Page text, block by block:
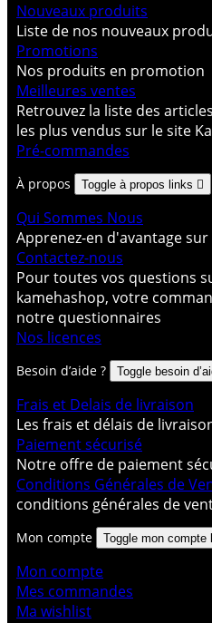
Nouveaux produits
Liste de nos nouveaux
Promotions
Nos produits en promotion
Meilleures ventes
Retrouvez la liste des
les plus vendus sur le site
Pré-commandes
À propos Toggle à propos links 
Qui Sommes Nous
Apprenez-en d'avantage
Contactez-nous
Pour toutes vos questions
kamehashop, votre
notre questionnaires
Nos licences
Besoin d’aide ? Toggle besoin
Frais et Delais de livraison
Les frais et délais de
Paiement sécurisé
Notre offre de paiement
Conditions Générales de
conditions générales de
Mon compte Toggle mon compte
Mon compte
Mes commandes
Ma wishlist